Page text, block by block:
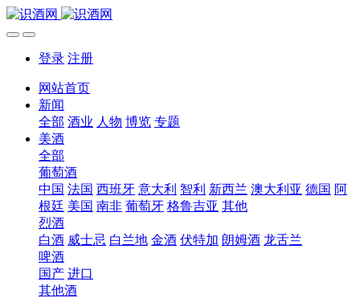
登录 注册
网站首页
新闻
全部 酒业 人物 博览 专题
美酒
全部
葡萄酒
中国 法国 西班牙 意大利 智利 新西兰 澳大利亚 德国 阿
根廷 美国 南非 葡萄牙 格鲁吉亚 其他
烈酒
白酒 威士忌 白兰地 金酒 伏特加 朗姆酒 龙舌兰
啤酒
国产 进口
其他酒